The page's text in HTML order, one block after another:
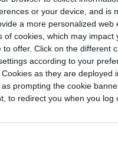
or your device, and is
a more personalized web
of cookies, which may impact
offer. Click on the different
according to your
as they are deployed
prompting the cookie
to redirect you when you log
premium. La
80Wh,